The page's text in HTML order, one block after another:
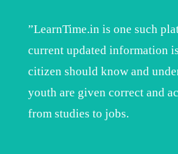
”LearnTime.in is one such
current updated information
citizen should know and
youth are given correct and
from studies to jobs.